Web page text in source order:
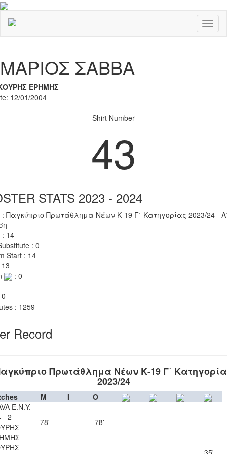
ΜΑΡΙΟΣ ΣΑΒΒΑ
ΕΡΗΜΗΣ
12/01/2004
Shirt Number
43
STATS 2023 - 2024
: Παγκύπριο Πρωτάθλημα Νέων Κ-19 Γ΄ Κατηγορίας 2023/24 -
: 14
: 0
Start : 14
: 0
: 1259
Record
Πρωτάθλημα Νέων Κ-19 Γ΄
2023/24
M I
O
Ε.Ν.Y.
- 2
78' 78'